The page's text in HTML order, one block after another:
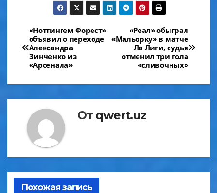
Навигация
по
записям
«Реал» обыграл
«Мальорку» в матче
Ла Лиги, судья
отменил три гола
«сливочных»
«Ноттингем Форест»
объявил о переходе
Александра
Зинченко из
«Арсенала»
От qwert.uz
Похожая запись